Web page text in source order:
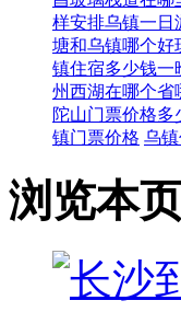
样安排乌镇一日
塘和乌镇哪个好
镇住宿多少钱一
州西湖在哪个省
陀山门票价格多
镇门票价格 乌
浏览本